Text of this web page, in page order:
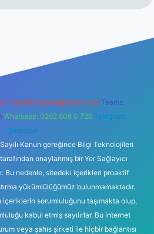
backlinkpaneli@gmail.com Teams:
Whatsapp: 0262 606 0 726 Telegram:
@karabul
Kanun gereğince Bilgi Teknolojileri
onaylanmış bir Yer Sağlayıcı
Bu nedenle, sitedeki içerikleri proaktif
yükümlülüğümüz bulunmamaktadır.
içeriklerin sorumluluğunu taşımakta olup,
kabul etmiş sayılırlar. Bu internet
veya şahıs şirketi ile hiçbir bağlantısı